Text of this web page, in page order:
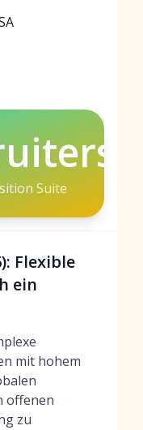
Suite
Flexible
ein
mit hohem
offenen
zu